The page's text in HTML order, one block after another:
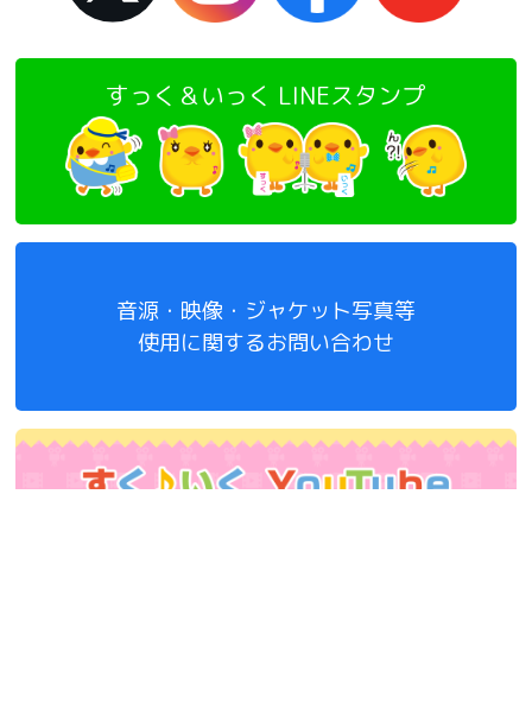
すっく＆いっく LINEスタンプ
音源・映像・ジャケット写真等
使用に関するお問い合わせ